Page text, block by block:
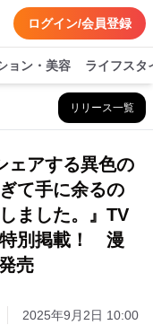
ログイン/会員登録
ョン・美容 ライフスタ
リリース一覧
ェアする異色の
て手に余るの
ました。』TV
特別掲載！ 漫
売
2025年9月2日 10:00